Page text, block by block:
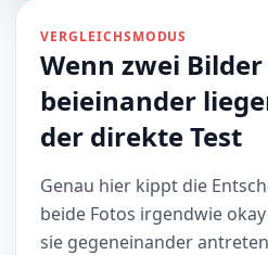
VERGLEICHSMODUS
Wenn zwei
beieinander
der direkte Test
Genau hier kippt die
beide Fotos irgendwie
sie gegeneinander